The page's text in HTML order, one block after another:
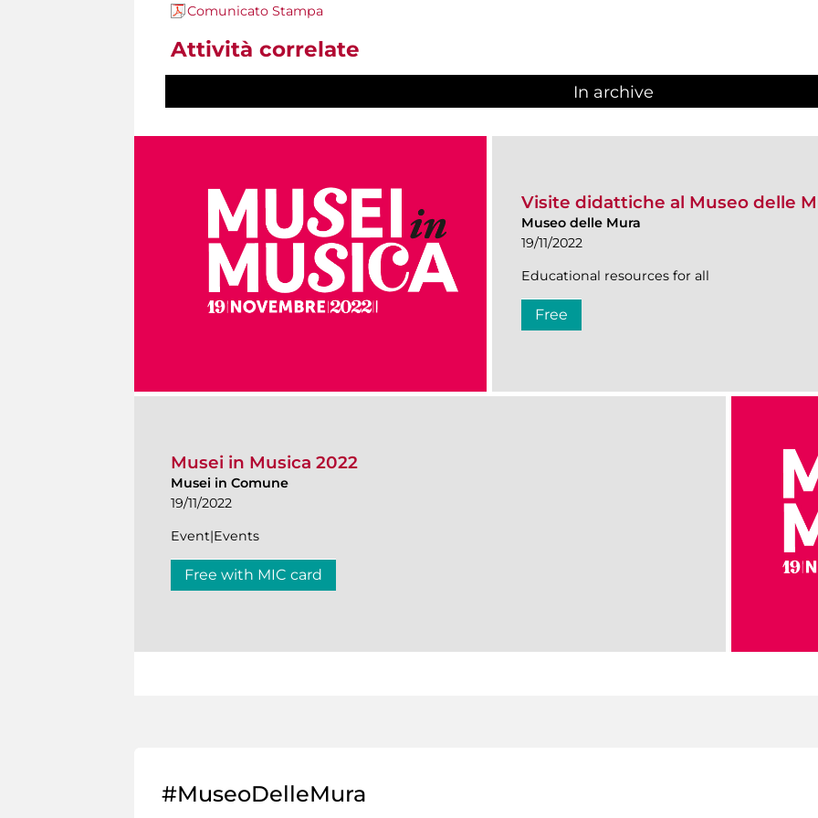
Comunicato Stampa
Attività correlate
In archive
Visite didattiche al Museo delle
Museo delle Mura
19/11/2022
Educational resources for all
Free
Musei in Musica 2022
Musei in Comune
19/11/2022
Event|Events
Free with MIC card
#MuseoDelleMura